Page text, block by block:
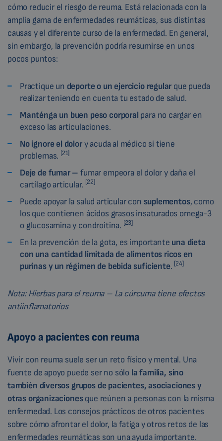
cómo reducir el riesgo de reuma. Está relacionada con la
amplia gama de enfermedades reumáticas, sus distintas
causas y el diferente curso de la enfermedad. En general,
sin embargo, la prevención podría resumirse en unos
pocos puntos:
Practique un deporte o un ejercicio regular que pueda
realizar teniendo en cuenta tu estado de salud.
Manténga un buen peso corporal para no cargar en
exceso las articulaciones.
No ignore el dolory acuda al médico si tiene
problemas. [21]
Deje de fumar – fumar empeora el dolor y daña el
cartílago articular. [22]
Puede apoyar la salud articular con suplementos, como
los que contienen ácidos grasos insaturados omega-3
o glucosamina y condroitina. [23]
En la prevención de la gota, es importante una dieta
con una cantidad limitada de alimentos ricos en
purinas y un régimen de bebida suficiente. [24]
Nota: Hierbas para el reuma – La cúrcuma tiene efectos
antiinflamatorios
Apoyo a pacientes con reuma
Vivir con reuma suele ser un reto físico y mental. Una
fuente de apoyo puede ser no sólo la familia, sino
también diversos grupos de pacientes, asociaciones y
otras organizacionesque reúnen a personas con la misma
enfermedad. Los consejos prácticos de otros pacientes
sobre cómo afrontar el dolor, la fatiga y otros retos de las
enfermedades reumáticas son una ayuda importante.